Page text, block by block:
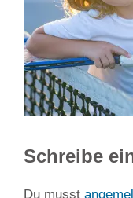
Schreibe
Du musst